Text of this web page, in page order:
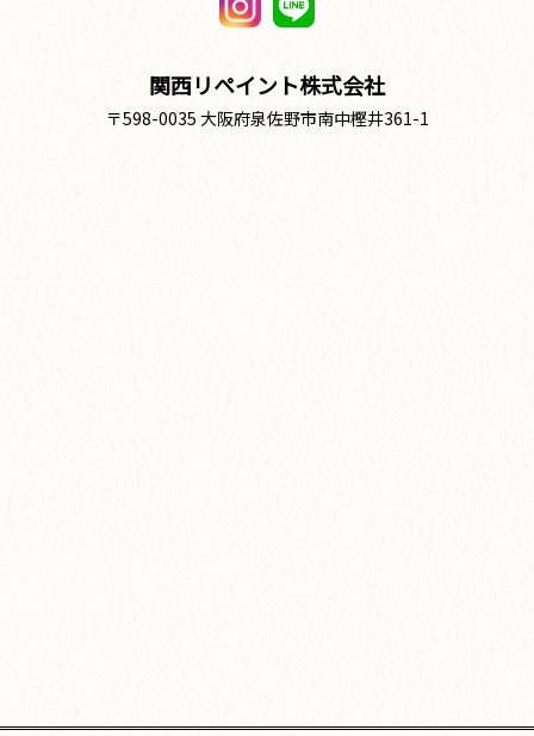
関西リペイント株式会社
〒598-0035 大阪府泉佐野市南中樫井361-1